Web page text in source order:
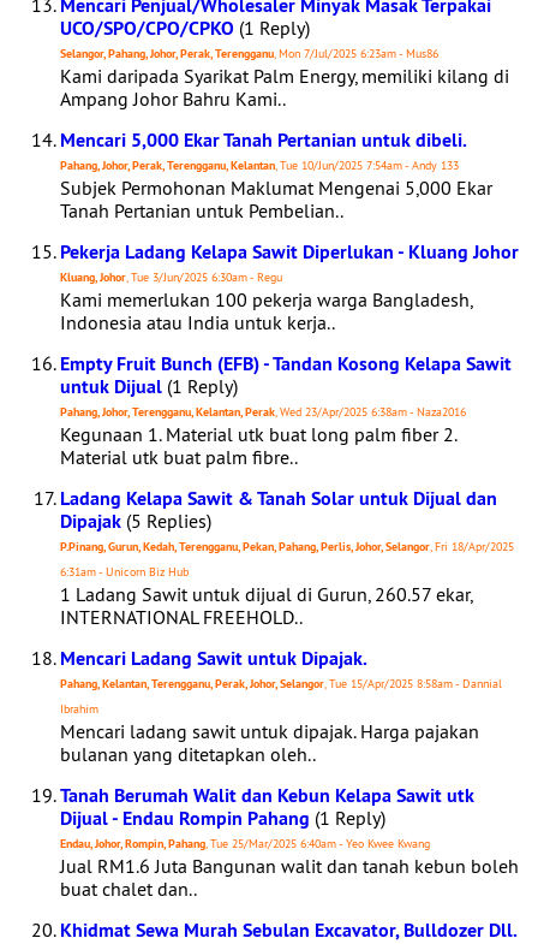
Mencari Penjual/Wholesaler Minyak Masak Terpakai
UCO/SPO/CPO/CPKO (1 Reply)
Selangor, Pahang, Johor, Perak, Terengganu, Mon 7/Jul/2025 6:23am - Mus86
Kami daripada Syarikat Palm Energy, memiliki kilang di
Ampang Johor Bahru Kami..
Mencari 5,000 Ekar Tanah Pertanian untuk dibeli.
Pahang, Johor, Perak, Terengganu, Kelantan, Tue 10/Jun/2025 7:54am - Andy 133
Subjek Permohonan Maklumat Mengenai 5,000 Ekar
Tanah Pertanian untuk Pembelian..
Pekerja Ladang Kelapa Sawit Diperlukan - Kluang Johor
Kluang, Johor, Tue 3/Jun/2025 6:30am - Regu
Kami memerlukan 100 pekerja warga Bangladesh,
Indonesia atau India untuk kerja..
Empty Fruit Bunch (EFB) - Tandan Kosong Kelapa Sawit
untuk Dijual (1 Reply)
Pahang, Johor, Terengganu, Kelantan, Perak, Wed 23/Apr/2025 6:38am - Naza2016
Kegunaan 1. Material utk buat long palm fiber 2.
Material utk buat palm fibre..
Ladang Kelapa Sawit & Tanah Solar untuk Dijual dan
Dipajak (5 Replies)
P.Pinang, Gurun, Kedah, Terengganu, Pekan, Pahang, Perlis, Johor, Selangor, Fri 18/Apr/2025
6:31am - Unicorn Biz Hub
1 Ladang Sawit untuk dijual di Gurun, 260.57 ekar,
INTERNATIONAL FREEHOLD..
Mencari Ladang Sawit untuk Dipajak.
Pahang, Kelantan, Terengganu, Perak, Johor, Selangor, Tue 15/Apr/2025 8:58am - Dannial
Ibrahim
Mencari ladang sawit untuk dipajak. Harga pajakan
bulanan yang ditetapkan oleh..
Tanah Berumah Walit dan Kebun Kelapa Sawit utk
Dijual - Endau Rompin Pahang (1 Reply)
Endau, Johor, Rompin, Pahang, Tue 25/Mar/2025 6:40am - Yeo Kwee Kwang
Jual RM1.6 Juta Bangunan walit dan tanah kebun boleh
buat chalet dan..
Khidmat Sewa Murah Sebulan Excavator, Bulldozer Dll.